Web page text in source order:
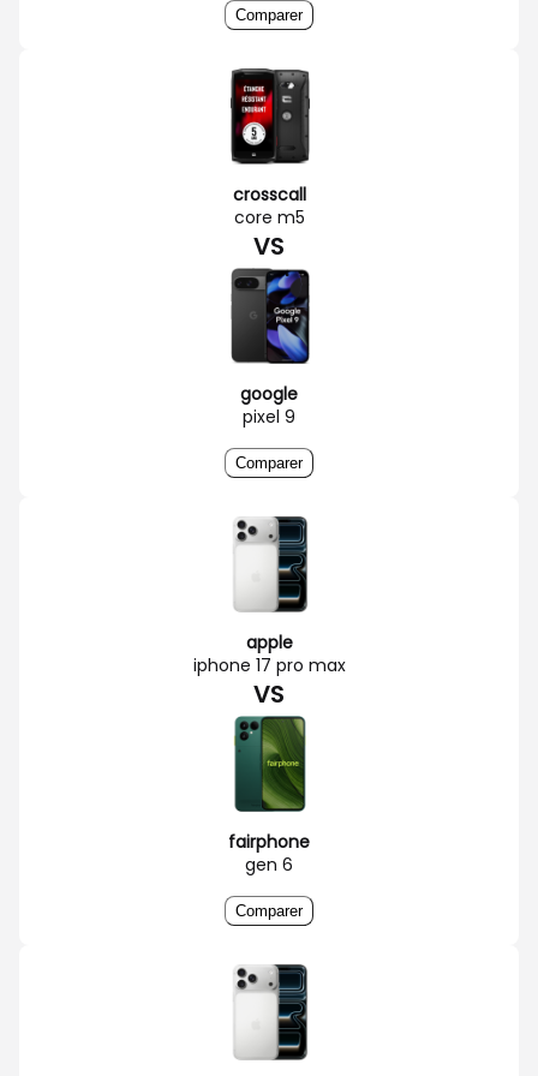
Comparer
crosscall
core m5
VS
google
pixel 9
Comparer
apple
iphone 17 pro max
VS
fairphone
gen 6
Comparer